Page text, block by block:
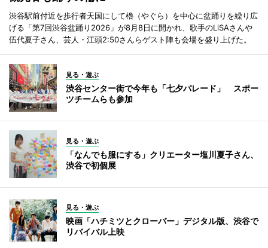
渋谷駅前付近を歩行者天国にして櫓（やぐら）を中心に盆踊りを繰り広
げる「第7回渋谷盆踊り2026」が8月8日に開かれ、歌手のLiSAさんや
伍代夏子さん、芸人・江頭2:50さんらゲスト陣も会場を盛り上げた。
見る・遊ぶ
渋谷センター街で今年も「七夕パレード」 スポー
ツチームらも参加
見る・遊ぶ
「なんでも服にする」クリエーター塩川夏子さん、
渋谷で初個展
見る・遊ぶ
映画「ハチミツとクローバー」デジタル版、渋谷で
リバイバル上映